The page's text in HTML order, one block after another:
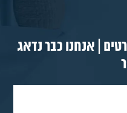
| אנחנו כבר נדאג